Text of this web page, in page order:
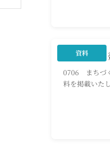
資料
0706 まちづ
料を掲載いた